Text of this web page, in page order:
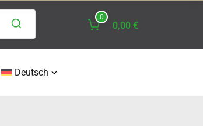
0
0,00 €
Deutsch